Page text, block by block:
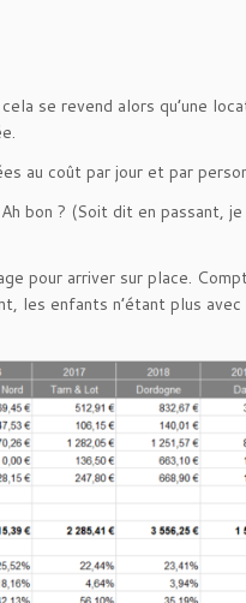
se revend alors qu’une
au coût par jour et par
bon ? (Soit dit en passant,
pour arriver sur place.
les enfants n’étant plus